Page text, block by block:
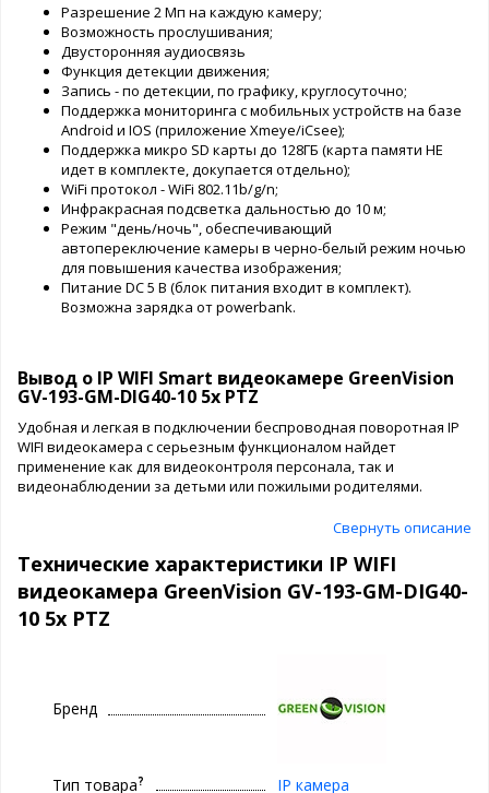
Разрешение 2 Мп на каждую камеру;
Возможность прослушивания;
Двусторонняя аудиосвязь
Функция детекции движения;
Запись - по детекции, по графику, круглосуточно;
Поддержка мониторинга с мобильных устройств на базе
Android и IOS (приложение Xmeye/iCsee);
Поддержка микро SD карты до 128ГБ (карта памяти НЕ
идет в комплекте, докупается отдельно);
WiFi протокол - WiFi 802.11b/g/n;
Инфракрасная подсветка дальностью до 10 м;
Режим "день/ночь", обеспечивающий
автопереключение камеры в черно-белый режим ночью
для повышения качества изображения;
Питание DC 5 В (блок питания входит в комплект).
Возможна зарядка от powerbank.
Вывод о IP WIFI Smart видеокамере GreenVision
GV-193-GM-DIG40-10 5х PTZ
Удобная и легкая в подключении беспроводная поворотная IP
WIFI видеокамера с серьезным функционалом найдет
применение как для видеоконтроля персонала, так и
видеонаблюдении за детьми или пожилыми родителями.
Свернуть описание
Технические характеристики IP WIFI
видеокамера GreenVision GV-193-GM-DIG40-
10 5х PTZ
Бренд
Тип товара? IP камера